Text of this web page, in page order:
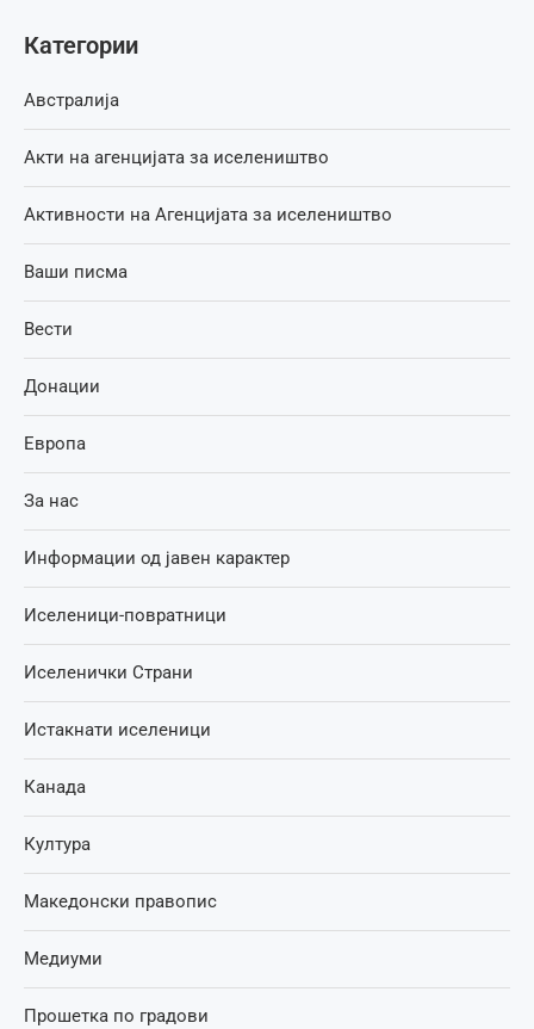
Категории
Австралија
Акти на агенцијата за иселеништво
Активности на Агенцијата за иселеништво
Ваши писма
Вести
Донации
Европа
За нас
Информации од јавен карактер
Иселеници-повратници
Иселенички Страни
Истакнати иселеници
Канада
Култура
Македонски правопис
Медиуми
Прошетка по градови